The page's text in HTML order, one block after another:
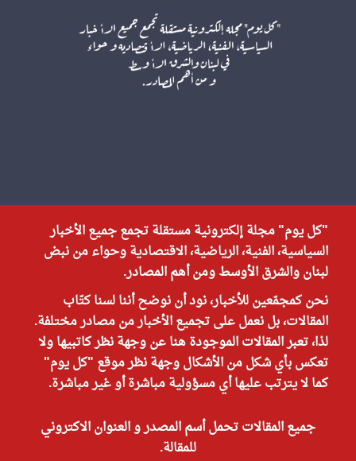
"كل يوم" مجلة إلكترونية مستقلة تجمع جميع الأخبار
السياسية، الفنية، الرياضية، الاقتصادية وحواء من نبض
لبنان والشرق الأوسط ومن أهم المصادر.
نحن كمجمّعين للأخبار، نود أن نوضح أننا لسنا كتّاب
المقالات، بل نعمل على تجميع الأخبار من مصادر مختلفة.
لذا، تعبر المقالات الموجودة هنا عن وجهة نظر كاتبيها ولا
تعكس بأي شكل من الأشكال وجهة نظر موقع "كل يوم"
كما لا يترتب عليها أي مسؤولية مباشرة أو غير مباشرة.
جميع المقالات تحمل أسم المصدر و العنوان الاكتروني
للمقالة.